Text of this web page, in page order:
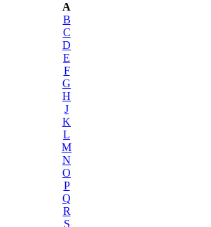
A
B
C
D
E
F
G
H
J
K
L
M
N
O
P
Q
R
S